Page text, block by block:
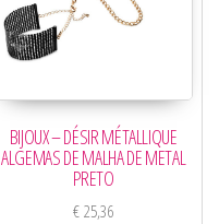
BIJOUX – DÉSIR MÉTALLIQUE
ALGEMAS DE MALHA DE METAL
PRETO
€25,36